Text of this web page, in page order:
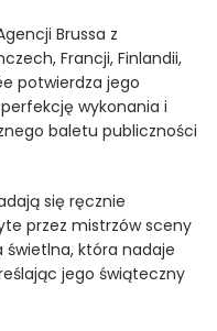
Brussa z
Francji, Finlandii,
potwierdza jego
wykonania i
baletu publiczności
się ręcznie
przez mistrzów sceny
która nadaje
jego świąteczny